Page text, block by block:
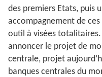
des premiers Etats, puis
accompagnement de
outil à visées totalitaires.
annoncer le projet de
centrale, projet
banques centrales du